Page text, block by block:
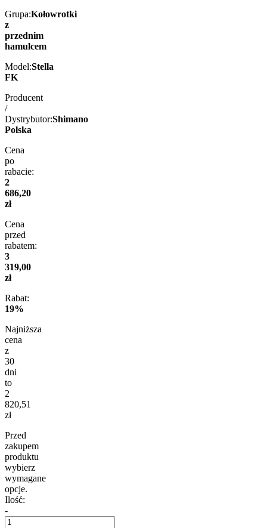
Grupa:Kołowrotki
z
przednim
hamulcem
Model:Stella
FK
Producent
/
Dystrybutor:Shimano
Polska
Cena
po
rabacie:
2
686,20
zł
Cena
przed
rabatem:
3
319,00
zł
Rabat:
19%
Najniższa
cena
z
30
dni
to
2
820,51
zł
Przed
zakupem
produktu
wybierz
wymagane
opcje.
Ilość:
-